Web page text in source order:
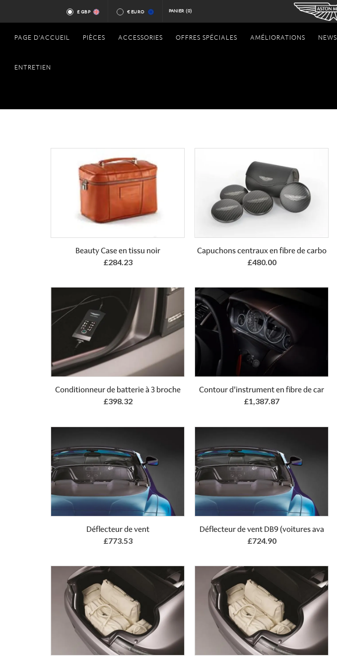
£ GBP € EURO PANIER (0)
PAGE D'ACCUEIL PIÈCES ACCESSORIES OFFRES SPÉCIALES AMÉLIORATIONS NEWS
ENTRETIEN
Add to Basket
Beauty Case en tissu noir
£284.23
Add to Basket
Capuchons centraux en fibre de carbo
£480.00
Conditionneur de batterie à 3 broche
£398.32
Add to Basket
Contour d'instrument en fibre de car
£1,387.87
Add to Basket
Déflecteur de vent
£773.53
Déflecteur de vent DB9 (voitures ava
£724.90